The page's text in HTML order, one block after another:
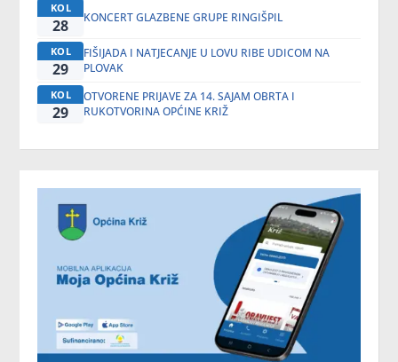
KOL
28 KONCERT GLAZBENE GRUPE RINGIŠPIL
KOL
29
FIŠIJADA I NATJECANJE U LOVU RIBE UDICOM NA
PLOVAK
KOL
29
OTVORENE PRIJAVE ZA 14. SAJAM OBRTA I
RUKOTVORINA OPĆINE KRIŽ